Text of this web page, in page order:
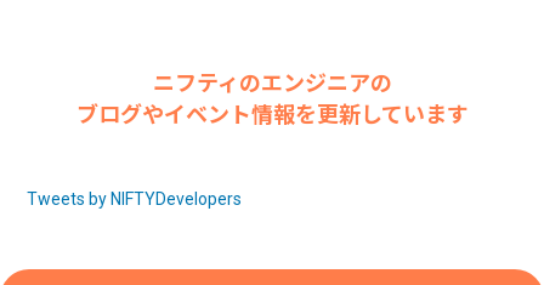
ニフティのエンジニアの
ブログやイベント情報を更新しています
Tweets by NIFTYDevelopers